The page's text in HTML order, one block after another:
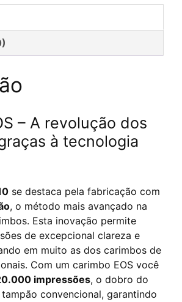
– A revolução dos
à tecnologia
se destaca pela fabricação com
, o método mais avançado na
Esta inovação permite
de excepcional clareza e
em muito as dos carimbos de
Com um carimbo EOS você
impressões, o dobro do
convencional, garantindo